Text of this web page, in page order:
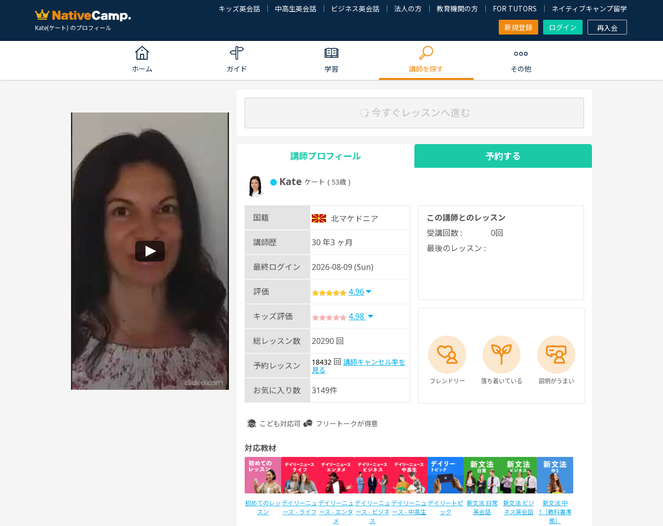
Kate(ケート) のプロフィール
キッズ英会話 中高生英会話 ビジネス英会話 法人の方 教育機関の方 FOR TUTORS
ネイティブキャンプ留学
新規登録
ログイン 再入会
ホーム ガイド 学習 講師を探す その他
今すぐレッスンへ進む
講師プロフィール 予約する
Kate ケート ( 53歳 )
国籍 北マケドニア
講師歴 30 年3 ヶ月
最終ログイン 2026-08-09 (Sun)
評価 4.96
キッズ評価 4.98
総レッスン数 20290 回
予約レッスン 18432 回 講師キャンセル率を
見る
お気に入り数 3149件
この講師とのレッスン
受講回数 :
0回
最後のレッスン :
フレンドリー 落ち着いている 説明がうまい
こども対応可 フリートークが得意
対応教材
初めてのレッ
スン
デイリーニュ
ース - ライフ
デイリーニュ
ース - エンタ
メ
デイリーニュ
ース - ビジネ
ス
デイリーニュ
ース - 中高生
デイリートピ
ック
新文法 日常
英会話
新文法 ビジ
ネス英会話
新文法 中
1（教科書準
拠）